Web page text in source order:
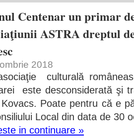
Centenar un primar
ASTRA dreptul
2018
culturală
este desconsiderată şi
Poate pentru că e
Local din data de 30
in continuare »